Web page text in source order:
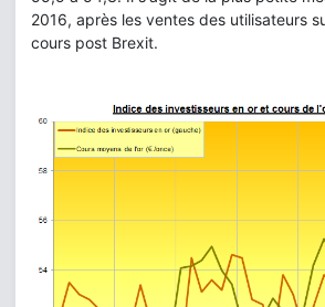
2016, après les ventes des utilisateurs
cours post Brexit.